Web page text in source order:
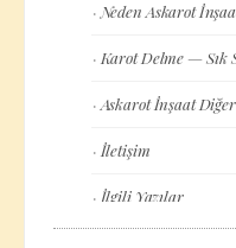
· Neden Askarot
· Karot Delme — Sık
· Askarot İnşaat
· İletişim
· İlgili Yazılar